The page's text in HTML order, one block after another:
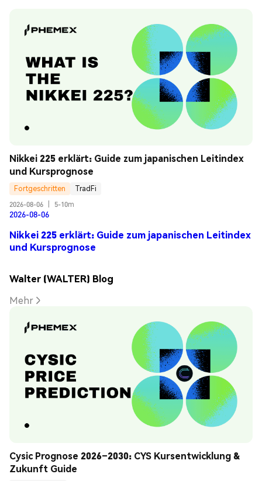
Nikkei 225 erklärt: Guide zum japanischen Leitindex
und Kursprognose
Fortgeschritten
TradFi
2026-08-06
5-10m
2026-08-06
Nikkei 225 erklärt: Guide zum japanischen Leitindex
und Kursprognose
Walter (WALTER) Blog
Mehr
Cysic Prognose 2026–2030: CYS Kursentwicklung &
Zukunft Guide